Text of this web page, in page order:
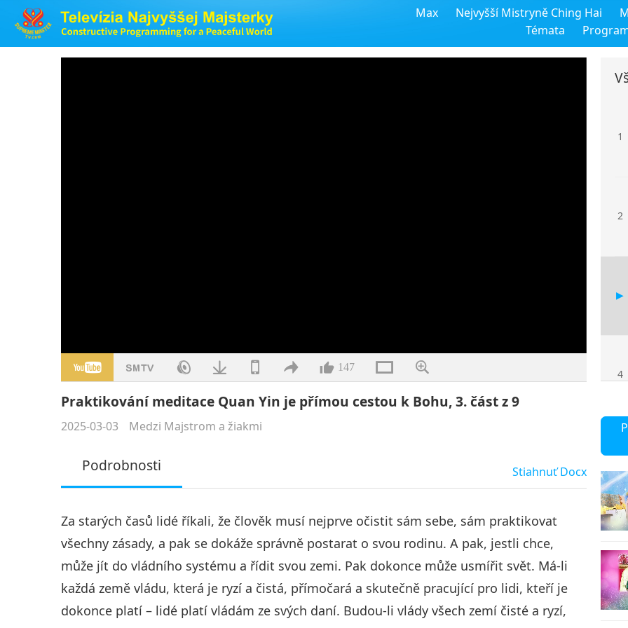
Max Nejvyšší Mistryně Ching Hai
Témata
147
Praktikování meditace Quan Yin je přímou cestou k Bohu, 3. část z 9
2025-03-03 Medzi Majstrom a žiakmi
Podrobnosti StiahnuťDocx
Za starých časů lidé říkali, že člověk musí nejprve očistit sám sebe, sám praktikovat
všechny zásady, a pak se dokáže správně postarat o svou rodinu. A pak, jestli chce,
může jít do vládního systému a řídit svou zemi. Pak dokonce může usmířit svět. Má-li
každá země vládu, která je ryzí a čistá, přímočará a skutečně pracující pro lidi, kteří je
dokonce platí – lidé platí vládám ze svých daní. Budou-li vlády všech zemí čisté a ryzí,
1
2
4
5
6
7